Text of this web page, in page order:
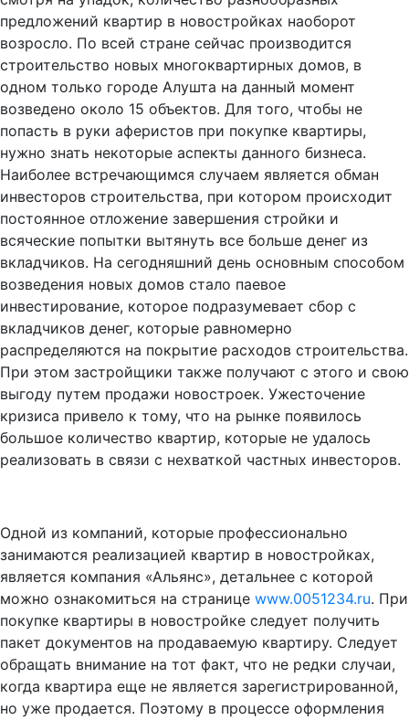
предложений квартир в новостройках наоборот
возросло. По всей стране сейчас производится
строительство новых многоквартирных домов, в
одном только городе Алушта на данный момент
возведено около 15 объектов. Для того, чтобы не
попасть в руки аферистов при покупке квартиры,
нужно знать некоторые аспекты данного бизнеса.
Наиболее встречающимся случаем является обман
инвесторов строительства, при котором происходит
постоянное отложение завершения стройки и
всяческие попытки вытянуть все больше денег из
вкладчиков. На сегодняшний день основным способом
возведения новых домов стало паевое
инвестирование, которое подразумевает сбор с
вкладчиков денег, которые равномерно
распределяются на покрытие расходов строительства.
При этом застройщики также получают с этого и свою
выгоду путем продажи новостроек. Ужесточение
кризиса привело к тому, что на рынке появилось
большое количество квартир, которые не удалось
реализовать в связи с нехваткой частных инвесторов.
Одной из компаний, которые профессионально
занимаются реализацией квартир в новостройках,
является компания «Альянс», детальнее с которой
можно ознакомиться на странице www.0051234.ru. При
покупке квартиры в новостройке следует получить
пакет документов на продаваемую квартиру. Следует
обращать внимание на тот факт, что не редки случаи,
когда квартира еще не является зарегистрированной,
но уже продается. Поэтому в процессе оформления